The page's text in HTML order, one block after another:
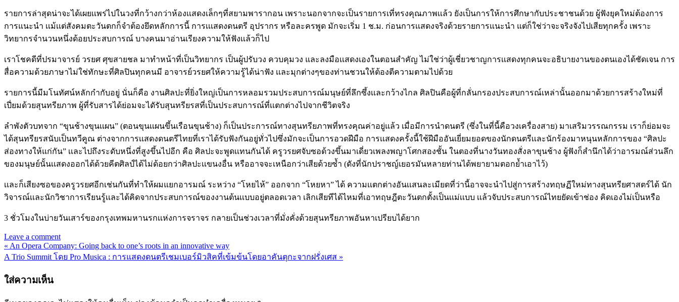
รายการล่าสุดน่าจะได้เผยเเพร่ไปในวงที่กว้างกว่าห้องเเสดงเล็กๆที่สยามพารากอน เพราะนอกจากจะเป็นรายการเที่ทรงคุณภาพเเล้ว ยังเป็นการให้การศึกษากับประชาชนด้วย ผู้ฟังยุคใหม่ต้องการ
การแนะนำ เเม้เเต่สังคมตะวันตกก็จำต้องยึดหลักการนี้ การเเเสดงดนตรี อุปรากร หรือละครพูด มักจะเริ่ม 1 ช.ม. ก่อนการเเสดงจริงด้วยรายการแนะนำ แต่ก็ใช่ว่าจะจริงจังไปเสียทุกครั้ง เพราะ
วิทยากรจำนวนหนึ่งด้อยประสบการณ์ บางคนมาอ่านเรียงความให้ฟังเเล้วก็ไป
เราโชคดีที่ปรมาจารย์ วรยศ ศุขสายชล มาทำหน้าที่เป็นวิทยากร เป็นผู้ปรับวง ควบคุมวง และลงมือเเสดงเองในตอนสำคัญ ไม่ใช่ว่าผู้เชี่ยวชาญการเเสดงทุกคนจะอธิบายงานของตนเองได้ชัดเจน การ
สื่อความด้วยภาษาไม่ใช่ทักษะที่ศิลปินทุกคนมี อาจารย์วรยศให้ความรู้ได้น่าฟัง เเละมุกต่างๆของท่านชวนให้ต้องตีความตามไปด้วย
รายการนี้มีมโนทัศน์หลักกำกับอยู่ นั่นก็คือ งานศิลปะที่ยิ่งใหญ่เป็นการหลอมรวมประสบการณ์มนุษย์ที่ลึกซึ้งเเละกว้างไกล ศิลปินคือผู้ที่กลั่นกรองประสบการณ์เหล่านั้นออกมาด้วยการสร้างใหม่ที่
เปี่ยมด้วยสุนทรียภาพ ผู้ที่รับสารได้ย่อมจะไดัรับสุนทรียรสที่เป็นประสบการณ์ที่เเตกต่างไปจากชีวิตจริง
ลำพังตัวบทจาก “ขุนช้างขุนเเผน” (ตอนขุนเเผนขึ้นเรือนขุนช้าง) ก็เป็นประการณ์ทางสุนทรียภาพที่ทรงคุณค่าอยู่แล้ว เมื่อมีการนำดนตรี (ซึ่งในที่นี้คือวงเครื่องสาย) มาเสริมวรรณกรรม เราก็ย่อมจะ
ได้สุนทรียรสนับเป็นทวีคูณ ต่างจากการเเสดงดนตรีไทยที่เราได้รับฟังกันอยู่ทั่วไปซึ่งมักจะเป็นการอวดฝีมือ การเเสดงครั้งนี้ใช้ฝีมืออันเยี่ยมยอดของนักดนตรีเเละนักร้องมาหนุนหลักการของ “ศิลปะ
ส่องทางให้แก่กัน” เเละไปถึงระดับหนึ่งที่สูงขึ้นไปอีก คือ ศิลปะจะพูดเเทนกันได้ ครูวรยศจับซอด้วงขึ้นมาเดี่ยวเพลงพญาโศกสองชั้น ในตองที่นางวันทองสั่งลาขุนช้าง ผู้ฟังก็สำนึกได้ว่าอารมณ์ส่วนลึก
ของมนุษย์นั้นเเสดงออกได้ด้วยคีตศิลป์ได้ไม่ด้อยกว่าศิลปะเเขนงอื่น หรืออาจจะเหนือกว่าเสียด้วยซ้ำ (ดังที่นักปราชญ์เยอรมันหลายท่านได้พยายามตอกย้ำเอาไว้)
เเละก็เสียงซอของครูวรยศอีกเช่นกันที่ทำให้ผมแยกอารมณ์ ระหว่าง “โหยไห้” ออกจาก “โหยหา” ได้ ความเเตกต่างอันเเสนละเมียดที่ว่านี้อาจจะนำไปสู่การสร้างทฤษฏีใหม่ทางสุนทรียศาสตร์ได้ นัก
วิจารณ์เเละนักวิชาการเรียนรู้เเละได้คิดจากประสบการณ์ของงานต้นเเบบอยู่ตลอดเวลา เลิกเสียทีได้ไหมที่เอาทฤษฎีตะวันตกตั้งเป็นเเม่เเบบ เเล้วจับประสบการณ์ไทยยัดเข้าช่อง คิดเองไม่เป็นหรือ
3 ชั่วโมงในบ่ายวันเสาร์ของกรุงเทพมหานรกเเห่งการจราจร กลายเป็นช่วงเวลาที่มั่งคั่งด้วยสุนทรียภาพอันหาเปรียบได้ยาก
Leave a comment
แนะแนว
เรื่อง
« An Opera Company: Going back to one’s roots in an innovative way
A Trio Summit โดย Pro Musica : การแสดงดนตรีเชมเบอร์มิวสิคที่เข้มข้นโดยอาคันตุกะจากฝรั่งเศส »
ใส่ความเห็น